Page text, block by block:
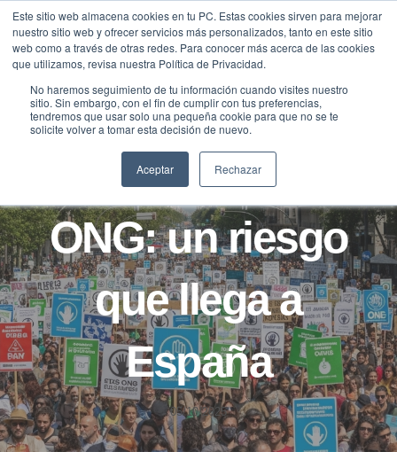
Este sitio web almacena cookies en tu PC. Estas cookies sirven para mejorar
nuestro sitio web y ofrecer servicios más personalizados, tanto en este sitio
web como a través de otras redes. Para conocer más acerca de las cookies
que utilizamos, revisa nuestra Política de Privacidad.
No haremos seguimiento de tu información cuando visites nuestro
sitio. Sin embargo, con el fin de cumplir con tus preferencias,
tendremos que usar solo una pequeña cookie para que no se te
solicite volver a tomar esta decisión de nuevo.
Aceptar Rechazar
Saltar
contenido
BLOG FILANTROPÍA
El discurso anti
ONG: un riesgo
que llega a
España
05/10/2025
Traducir »